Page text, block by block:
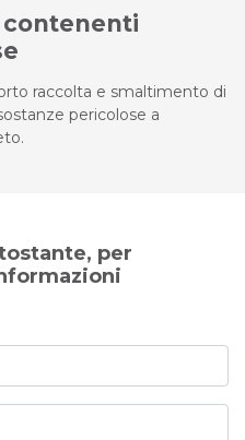
raccolta e smaltimento di
pericolose a
per